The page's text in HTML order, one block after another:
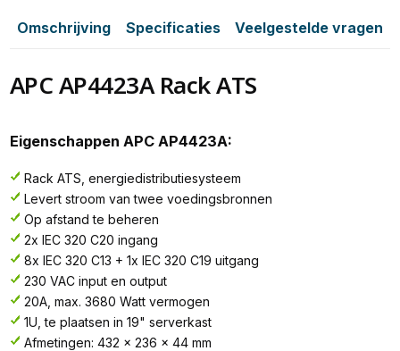
Omschrijving Specificaties Veelgestelde vragen
APC AP4423A Rack ATS
Eigenschappen APC AP4423A:
Rack ATS, energiedistributiesysteem
Levert stroom van twee voedingsbronnen
Op afstand te beheren
2x IEC 320 C20 ingang
8x IEC 320 C13 + 1x IEC 320 C19 uitgang
230 VAC input en output
20A, max. 3680 Watt vermogen
1U, te plaatsen in 19" serverkast
Afmetingen: 432 x 236 x 44 mm